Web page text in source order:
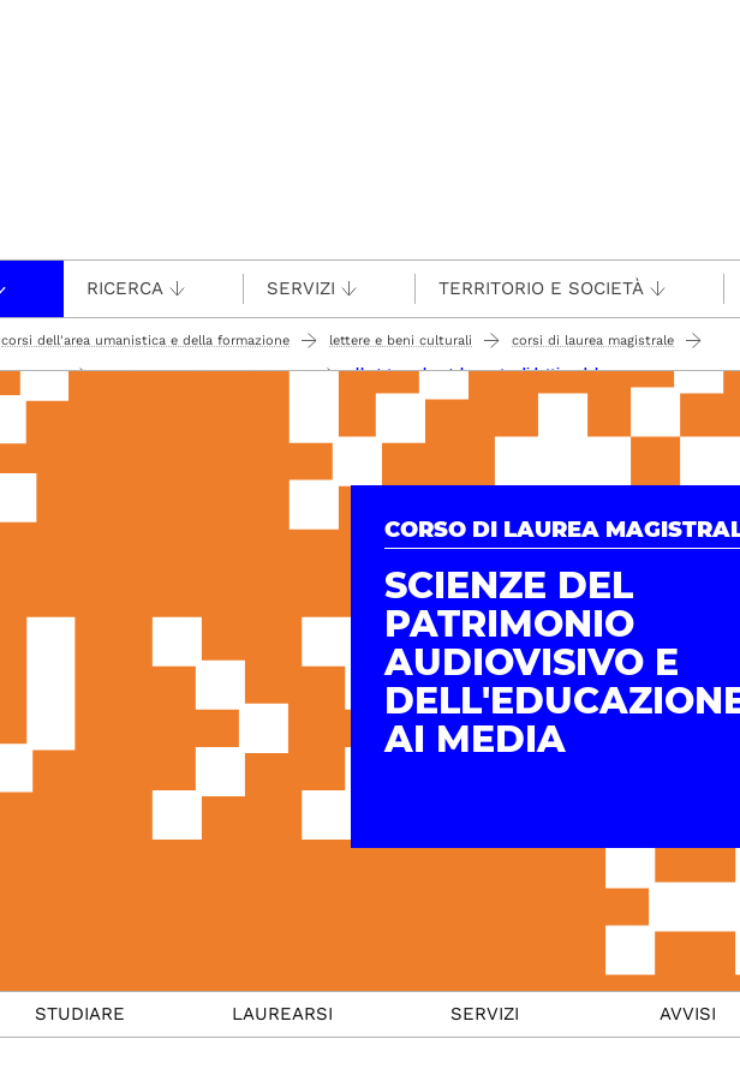
RICERCA SERVIZI TERRITORIO E SOCIETÀ
corsi dell'area umanistica e della formazione lettere e beni culturali corsi di laurea magistrale
il corso regolamento didattico del corso allegato a al regolamento didattico del corso
CORSO DI LAUREA
SCIENZE DEL
PATRIMONIO
AUDIOVISIVO E
AI MEDIA
STUDIARE LAUREARSI SERVIZI AVVISI